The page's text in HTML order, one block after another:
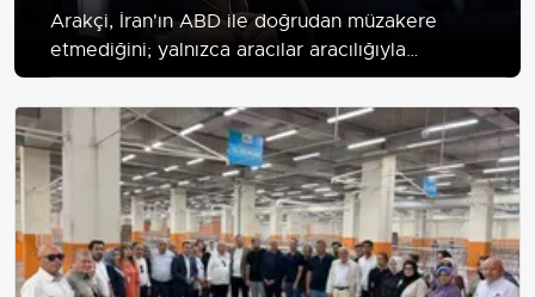
Arakçi, İran'ın ABD ile doğrudan müzakere
etmediğini; yalnızca aracılar aracılığıyla
mesajlaştıklarını ve müzakerelerin ABD ihlallerinin
telafi edilmesine bağlı olduğunu söyledi.